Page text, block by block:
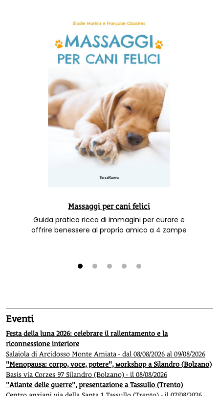
Massaggi per cani felici
Guida pratica ricca di immagini per curare e
offrire benessere al proprio amico a 4 zampe
Eventi
Festa della luna 2026: celebrare il rallentamento e la
riconnessione interiore
Salaiola di Arcidosso Monte Amiata - dal 08/08/2026 al 09/08/2026
"Menopausa: corpo, voce, potere", workshop a Silandro (Bolzano)
Basis via Corzes 97 Silandro (Bolzano) - il 08/08/2026
"Atlante delle guerre", presentazione a Tassullo (Trento)